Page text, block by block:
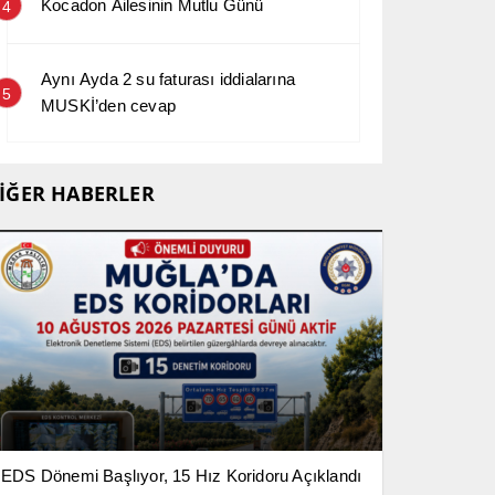
4 Kocadon Ailesinin Mutlu Günü
5
Aynı Ayda 2 su faturası iddialarına
MUSKİ’den cevap
HABERLER
EDS Dönemi Başlıyor, 15 Hız Koridoru Açıklandı